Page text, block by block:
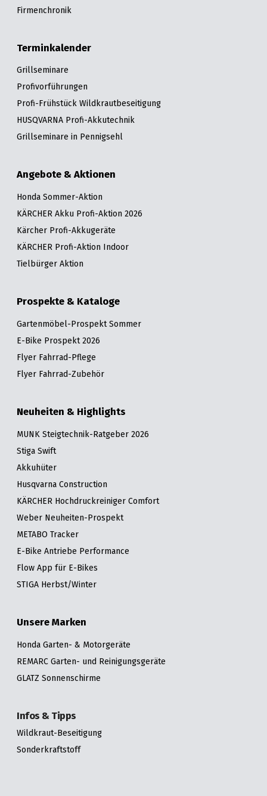
Firmenchronik
Terminkalender
Grillseminare
Profivorführungen
Profi-Frühstück Wildkrautbeseitigung
HUSQVARNA Profi-Akkutechnik
Grillseminare in Pennigsehl
Angebote & Aktionen
Honda Sommer-Aktion
KÄRCHER Akku Profi-Aktion 2026
Kärcher Profi-Akkugeräte
KÄRCHER Profi-Aktion Indoor
Tielbürger Aktion
Prospekte & Kataloge
Gartenmöbel-Prospekt Sommer
E-Bike Prospekt 2026
Flyer Fahrrad-Pflege
Flyer Fahrrad-Zubehör
Neuheiten & Highlights
MUNK Steigtechnik-Ratgeber 2026
Stiga Swift
Akkuhüter
Husqvarna Construction
KÄRCHER Hochdruckreiniger Comfort
Weber Neuheiten-Prospekt
METABO Tracker
E-Bike Antriebe Performance
Flow App für E-Bikes
STIGA Herbst/Winter
Unsere Marken
Honda Garten- & Motorgeräte
REMARC Garten- und Reinigungsgeräte
GLATZ Sonnenschirme
Infos & Tipps
Wildkraut-Beseitigung
Sonderkraftstoff